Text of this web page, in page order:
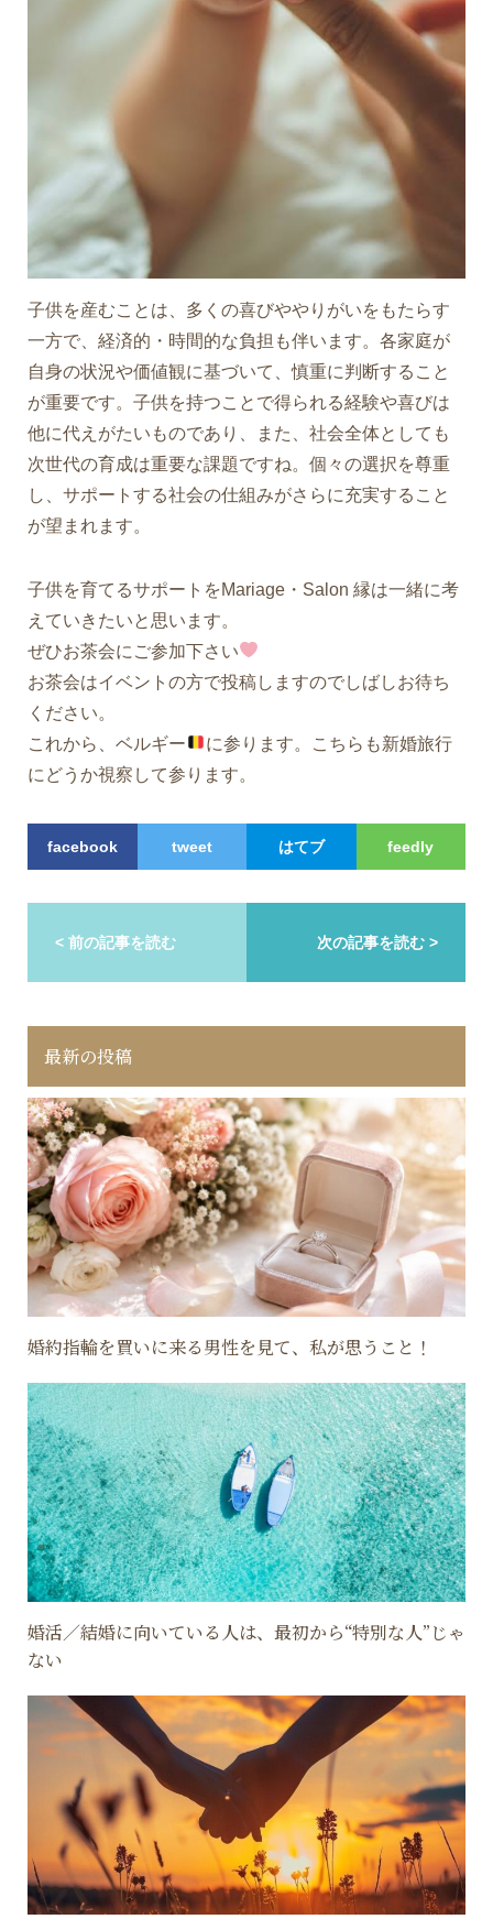
子供を産むことは、多くの喜びややりがいをもたらす
一方で、経済的・時間的な負担も伴います。各家庭が
自身の状況や価値観に基づいて、慎重に判断すること
が重要です。子供を持つことで得られる経験や喜びは
他に代えがたいものであり、また、社会全体としても
次世代の育成は重要な課題ですね。個々の選択を尊重
し、サポートする社会の仕組みがさらに充実すること
が望まれます。
子供を育てるサポートをMariage・Salon 縁は一緒に考
えていきたいと思います。
ぜひお茶会にご参加下さい
お茶会はイベントの方で投稿しますのでしばしお待ち
ください。
これから、ベルギー
に参ります。こちらも新婚旅行
にどうか視察して参ります。
facebook tweet はてブ feedly
< 前の記事を読む 次の記事を読む >
最新の投稿
婚約指輪を買いに来る男性を見て、私が思うこと！
婚活／結婚に向いている人は、最初から“特別な人”じゃ
ない